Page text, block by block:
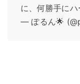
に、何勝手にハ
— ぽるん🌟